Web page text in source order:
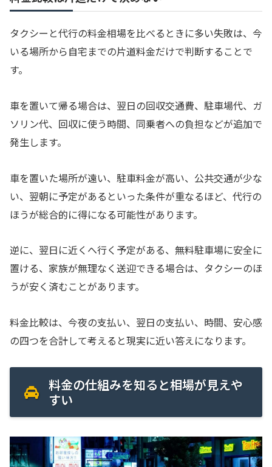
タクシーと代行の料金相場を比べるときに多い失敗は、今
いる場所から自宅までの片道料金だけで判断することで
す。
車を置いて帰る場合は、翌日の回収交通費、駐車場代、ガ
ソリン代、回収に使う時間、同乗者への負担などが追加で
発生します。
車を置いた場所が遠い、駐車料金が高い、公共交通が少な
い、翌朝に予定があるといった条件が重なるほど、代行の
ほうが総合的に得になる可能性があります。
逆に、翌日に近くへ行く予定がある、無料駐車場に安全に
置ける、家族が無理なく送迎できる場合は、タクシーのほ
うが安く済むことがあります。
料金比較は、今夜の支払い、翌日の支払い、時間、安心感
の四つを合計して考えると現実に近い答えになります。
料金の仕組みを知ると相場が見えや
すい